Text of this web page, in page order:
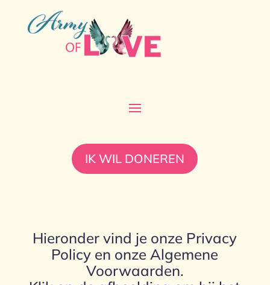
IK WIL DONEREN
Hieronder vind je onze Privacy
Policy en onze Algemene
Voorwaarden.